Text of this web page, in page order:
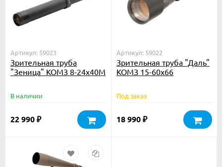
Артикул: 59023
Зрительная труба
"Зеница" КОМЗ 8-24х40М
В наличии
22 990 ₽
Артикул: 59022
Зрительная труба "Даль"
КОМЗ 15-60х66
Под заказ
18 990 ₽